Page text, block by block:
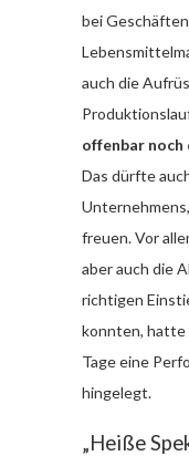
bei
auch die
offenbar
Das dürfte
freuen. Vor
aber auch die
richtigen
konnten, hatte
Tage eine
hingelegt.
„Heiße